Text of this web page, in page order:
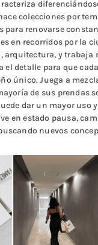
colecciones por
para renovarse
en recorridos por la
arquitectura, y trabaja
el detalle para que
único. Juega a
de sus prendas
dar un mayor uso
en estado pausa,
nuevos